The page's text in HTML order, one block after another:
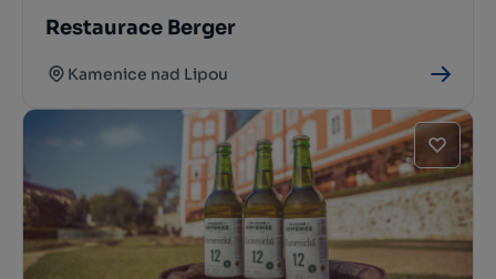
Restaurace Berger
Kamenice nad Lipou